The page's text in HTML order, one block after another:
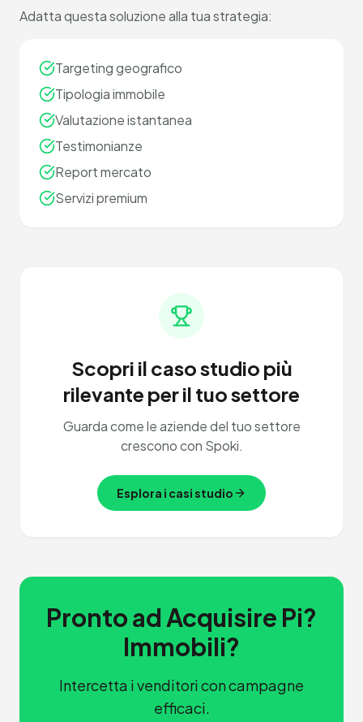
Adatta questa soluzione alla tua strategia:
Targeting geografico
Tipologia immobile
Valutazione istantanea
Testimonianze
Report mercato
Servizi premium
Scopri il caso studio più
rilevante per il tuo settore
Guarda come le aziende del tuo settore
crescono con Spoki.
Esplora i casi studio
Pronto ad Acquisire Pi?
Immobili?
Intercetta i venditori con campagne
efficaci.